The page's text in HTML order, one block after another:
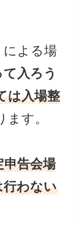
による場
入ろう
は入場整
ます。
申告会場
行わない